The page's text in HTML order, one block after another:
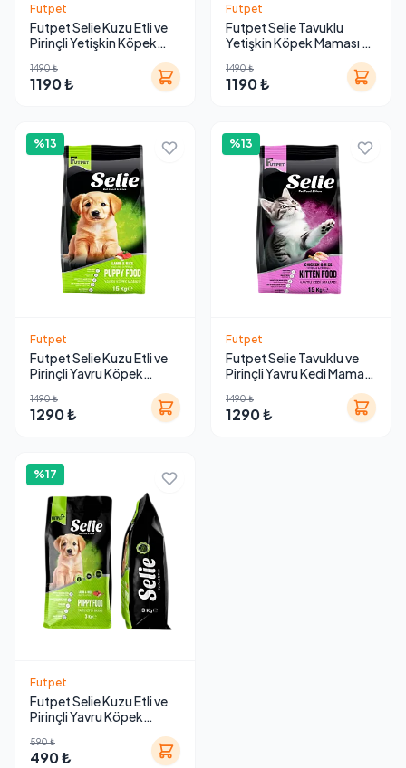
Futpet
Futpet Selie Kuzu Etli ve
Pirinçli Yetişkin Köpek
1490 ₺
1190 ₺
Futpet
Futpet Selie Tavuklu
Yetişkin Köpek Maması 15
1490 ₺
1190 ₺
%13
Futpet
Futpet Selie Kuzu Etli ve
Pirinçli Yavru Köpek
1490 ₺
1290 ₺
%13
Futpet
Futpet Selie Tavuklu ve
Pirinçli Yavru Kedi Maması
1490 ₺
1290 ₺
%17
Futpet
Futpet Selie Kuzu Etli ve
Pirinçli Yavru Köpek
590 ₺
490 ₺